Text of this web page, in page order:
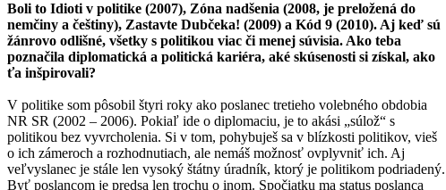
Boli to Idioti v politike (2007), Zóna nadšenia (2008, je preložená do
nemčiny a češtiny), Zastavte Dubčeka! (2009) a Kód 9 (2010). Aj keď sú
žánrovo odlišné, všetky s politikou viac či menej súvisia. Ako teba
poznačila diplomatická a politická kariéra, aké skúsenosti si získal, ako
ťa inšpirovali?
V politike som pôsobil štyri roky ako poslanec tretieho volebného obdobia
NR SR (2002 – 2006). Pokiaľ ide o diplomaciu, je to akási „súlož“ s
politikou bez vyvrcholenia. Si v tom, pohybuješ sa v blízkosti politikov, vieš
o ich zámeroch a rozhodnutiach, ale nemáš možnosť ovplyvniť ich. Aj
veľvyslanec je stále len vysoký štátny úradník, ktorý je politikom podriadený.
Byť poslancom je predsa len trochu o inom. Spočiatku ma status poslanca